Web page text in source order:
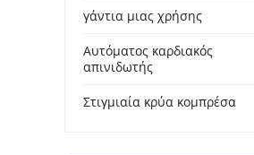
γάντια μιας χρήσης
Αυτόματος καρδιακός
απινιδωτής
Στιγμιαία κρύα κομπρέσα